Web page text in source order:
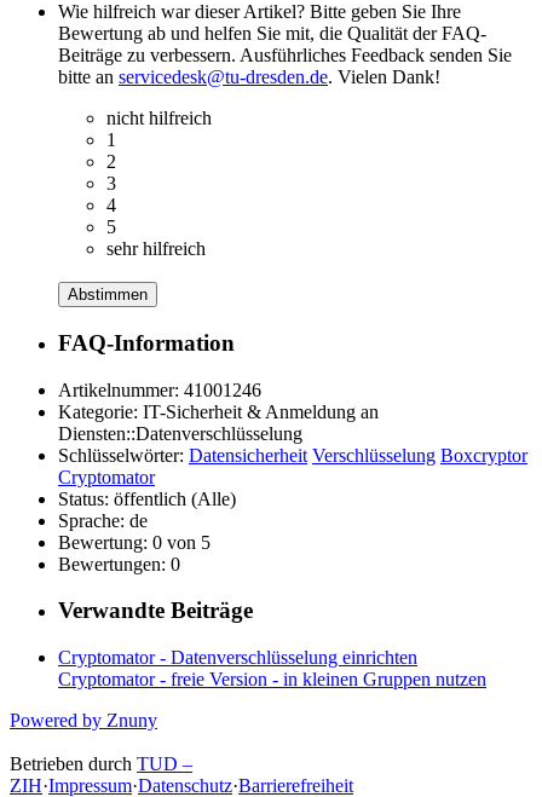
Wie hilfreich war dieser Artikel? Bitte geben Sie Ihre
Bewertung ab und helfen Sie mit, die Qualität der FAQ-
Beiträge zu verbessern. Ausführliches Feedback senden Sie
bitte an servicedesk@tu-dresden.de. Vielen Dank!
nicht hilfreich
1
2
3
4
5
sehr hilfreich
Abstimmen
FAQ-Information
Artikelnummer: 41001246
Kategorie: IT-Sicherheit & Anmeldung an
Diensten::Datenverschlüsselung
Schlüsselwörter: Datensicherheit Verschlüsselung Boxcryptor
Cryptomator
Status: öffentlich (Alle)
Sprache: de
Bewertung: 0 von 5
Bewertungen: 0
Verwandte Beiträge
Cryptomator - Datenverschlüsselung einrichten
Cryptomator - freie Version - in kleinen Gruppen nutzen
Powered by Znuny
Betrieben durch TUD –
ZIH·Impressum·Datenschutz·Barrierefreiheit